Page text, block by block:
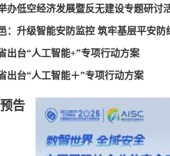
办低空经济发展暨反无建设专题研讨
：升级智能安防监控 筑牢基层平安防
出台“人工智能+”专项行动方案
出台“人工智能＋”专项行动方案
告